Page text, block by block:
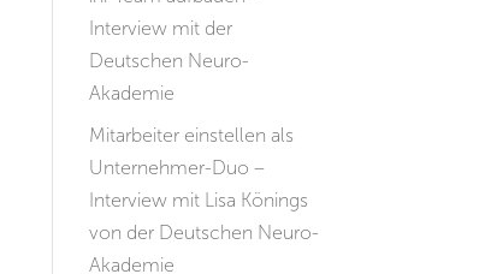
Interview mit der
Deutschen Neuro-
Akademie
Mitarbeiter einstellen als
Unternehmer-Duo –
Interview mit Lisa Könings
von der Deutschen Neuro-
Akademie